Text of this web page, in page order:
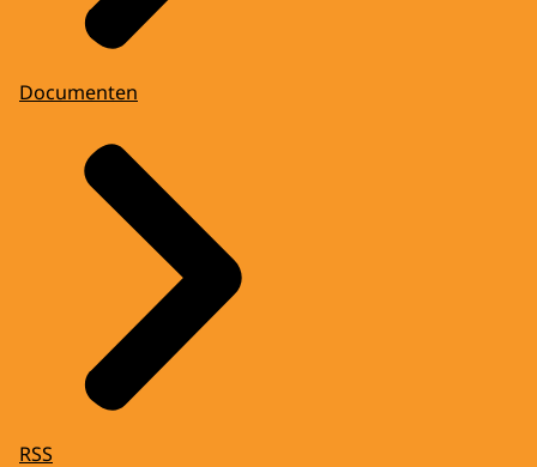
Documenten
RSS